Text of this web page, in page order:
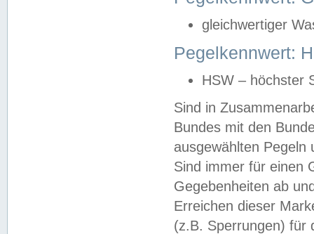
gleichwertiger
Pegelkennwert:
HSW – höchster
Sind in
Bundes mit den
ausgewählten
Sind immer für einen
Gegebenheiten ab
Erreichen dieser
(z.B. Sperrungen) für